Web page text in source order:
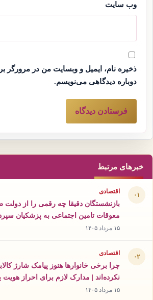
وب‌ سایت
ذخیره نام، ایمیل و وبسایت من در مرورگر
دوباره دیدگاهی می‌نویسم.
خبرهای مرتبط
۰۱ اقتصادی
بازنشستگان دقیقا چه رقمی را از دولت
معوقات تامین اجتماعی به پزشکیان
۱۵ مرداد ۱۴۰۵
۰۲ اقتصادی
چرا برخی خانوارها هنوز پیامک شارژ
نکرده‌اند | مدارک لازم برای احراز هویت
۱۵ مرداد ۱۴۰۵